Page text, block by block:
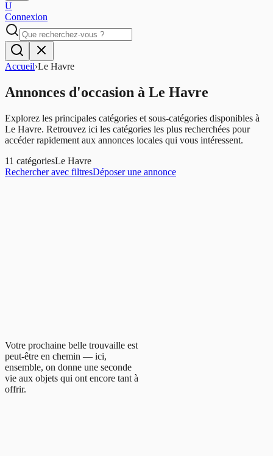
U
Connexion
Accueil›Le Havre
Annonces d'occasion à Le Havre
Explorez les principales catégories et sous-catégories disponibles à
Le Havre. Retrouvez ici les catégories les plus recherchées pour
accéder rapidement aux annonces locales qui vous intéressent.
11 catégoriesLe Havre
Rechercher avec filtresDéposer une annonce
Votre prochaine belle trouvaille est
peut-être en chemin — ici,
ensemble, on donne une seconde
vie aux objets qui ont encore tant à
offrir.